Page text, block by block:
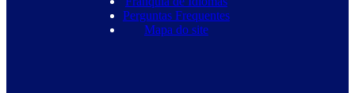
Perguntas Frequentes
Mapa do site